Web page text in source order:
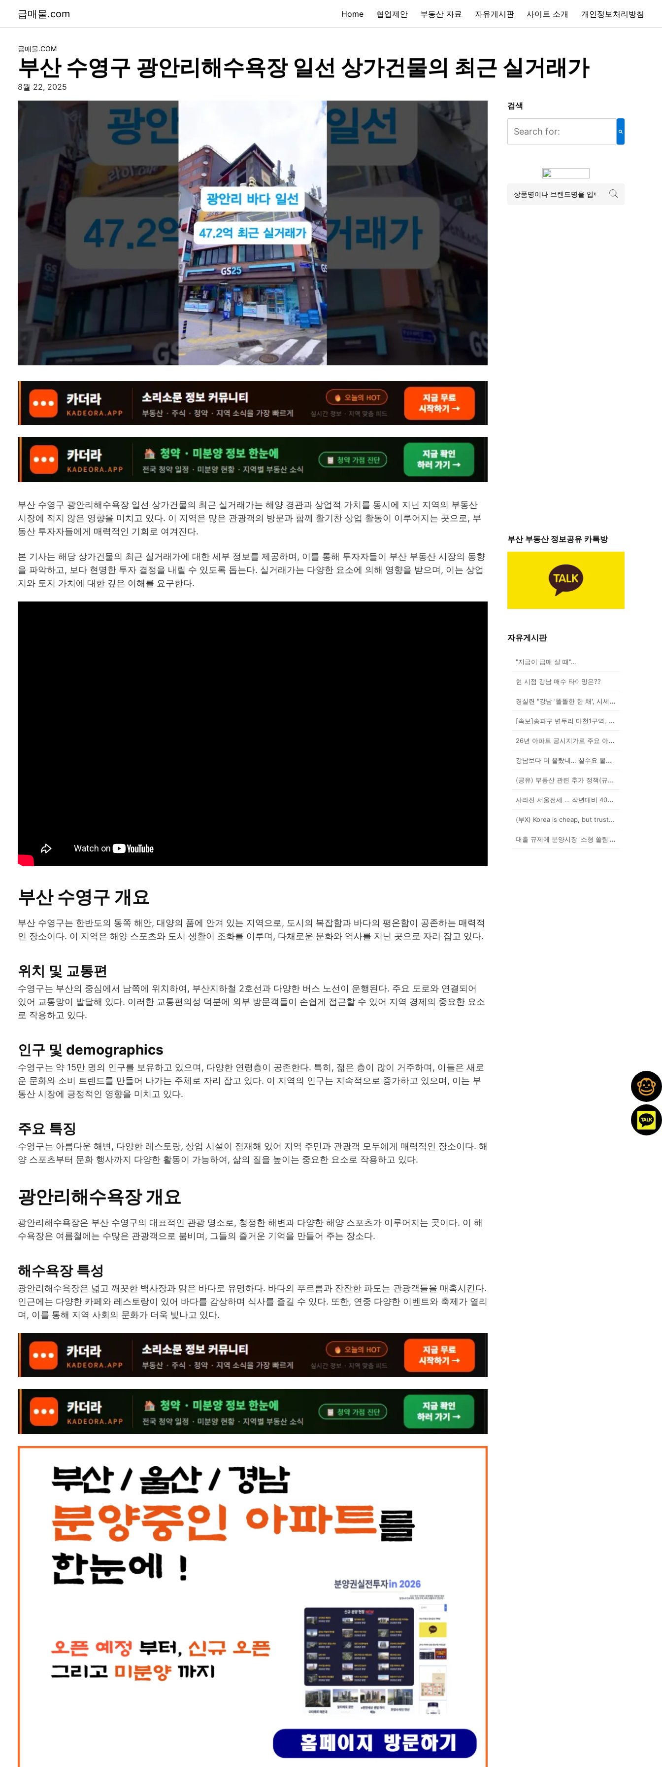
급매물.com Home 협업제안 부동산 자료 자유게시판 사이트 소개 개인정보처리방침
급매물.COM
부산 수영구 광안리해수욕장 일선 상가건물의 최근 실거래가
8월 22, 2025
부산 수영구 광안리해수욕장 일선 상가건물의 최근 실거래가는 해양 경관과 상업적 가치를 동시에 지닌 지역의 부동산
시장에 적지 않은 영향을 미치고 있다. 이 지역은 많은 관광객의 방문과 함께 활기찬 상업 활동이 이루어지는 곳으로, 부
동산 투자자들에게 매력적인 기회로 여겨진다.
본 기사는 해당 상가건물의 최근 실거래가에 대한 세부 정보를 제공하며, 이를 통해 투자자들이 부산 부동산 시장의 동향
을 파악하고, 보다 현명한 투자 결정을 내릴 수 있도록 돕는다. 실거래가는 다양한 요소에 의해 영향을 받으며, 이는 상업
지와 토지 가치에 대한 깊은 이해를 요구한다.
부산 수영구 개요
부산 수영구는 한반도의 동쪽 해안, 대양의 품에 안겨 있는 지역으로, 도시의 복잡함과 바다의 평온함이 공존하는 매력적
인 장소이다. 이 지역은 해양 스포츠와 도시 생활이 조화를 이루며, 다채로운 문화와 역사를 지닌 곳으로 자리 잡고 있다.
위치 및 교통편
수영구는 부산의 중심에서 남쪽에 위치하여, 부산지하철 2호선과 다양한 버스 노선이 운행된다. 주요 도로와 연결되어
있어 교통망이 발달해 있다. 이러한 교통편의성 덕분에 외부 방문객들이 손쉽게 접근할 수 있어 지역 경제의 중요한 요소
로 작용하고 있다.
인구 및 demographics
수영구는 약 15만 명의 인구를 보유하고 있으며, 다양한 연령층이 공존한다. 특히, 젊은 층이 많이 거주하며, 이들은 새로
운 문화와 소비 트렌드를 만들어 나가는 주체로 자리 잡고 있다. 이 지역의 인구는 지속적으로 증가하고 있으며, 이는 부
동산 시장에 긍정적인 영향을 미치고 있다.
주요 특징
수영구는 아름다운 해변, 다양한 레스토랑, 상업 시설이 점재해 있어 지역 주민과 관광객 모두에게 매력적인 장소이다. 해
양 스포츠부터 문화 행사까지 다양한 활동이 가능하여, 삶의 질을 높이는 중요한 요소로 작용하고 있다.
광안리해수욕장 개요
광안리해수욕장은 부산 수영구의 대표적인 관광 명소로, 청정한 해변과 다양한 해양 스포츠가 이루어지는 곳이다. 이 해
수욕장은 여름철에는 수많은 관광객으로 붐비며, 그들의 즐거운 기억을 만들어 주는 장소다.
해수욕장 특성
광안리해수욕장은 넓고 깨끗한 백사장과 맑은 바다로 유명하다. 바다의 푸르름과 잔잔한 파도는 관광객들을 매혹시킨다.
인근에는 다양한 카페와 레스토랑이 있어 바다를 감상하며 식사를 즐길 수 있다. 또한, 연중 다양한 이벤트와 축제가 열리
며, 이를 통해 지역 사회의 문화가 더욱 빛나고 있다.
검색
부산 부동산 정보공유 카톡방
자유게시판
"지금이 급매 살 때"…
현 시점 강남 매수 타이밍은??
경실련 "강남 '똘똘한 한 채', 시세 차익 102억인...
[속보]송파구 변두리 마천1구역, 49층 랜드마크로 날...
26년 아파트 공시지가로 주요 아파트 보유세 시뮬레이션...
강남보다 더 올랐네… 실수요 몰린 이곳은?
(공유) 부동산 관련 추가 정책(규제) 발표 예상됩니다...
사라진 서울전세 … 작년대비 40% '뚝'
(부X) Korea is cheap, but trust...
대출 규제에 분양시장 '소형 쏠림'…20평 이하 경쟁률...